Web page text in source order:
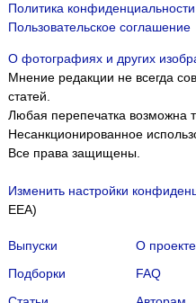
Политика конфиденциальности
Пользовательское соглашение
О фотографиях и других
Мнение редакции не всегда
статей.
Любая перепечатка возможна
Несанкционированное
Все права защищены.
Изменить настройки
EEA)
Выпуски
Подборки
О проекте
FAQ